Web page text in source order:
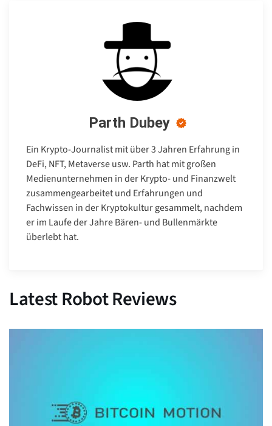
Parth Dubey
Ein Krypto-Journalist mit über 3 Jahren Erfahrung in
DeFi, NFT, Metaverse usw. Parth hat mit großen
Medienunternehmen in der Krypto- und Finanzwelt
zusammengearbeitet und Erfahrungen und
Fachwissen in der Kryptokultur gesammelt, nachdem
er im Laufe der Jahre Bären- und Bullenmärkte
überlebt hat.
Latest Robot Reviews